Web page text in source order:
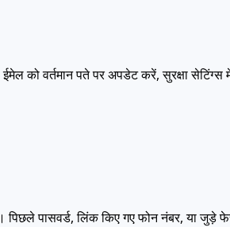
को वर्तमान पते पर अपडेट करें, सुरक्षा
पिछले पासवर्ड, लिंक किए गए फोन नंबर, या जुड़े